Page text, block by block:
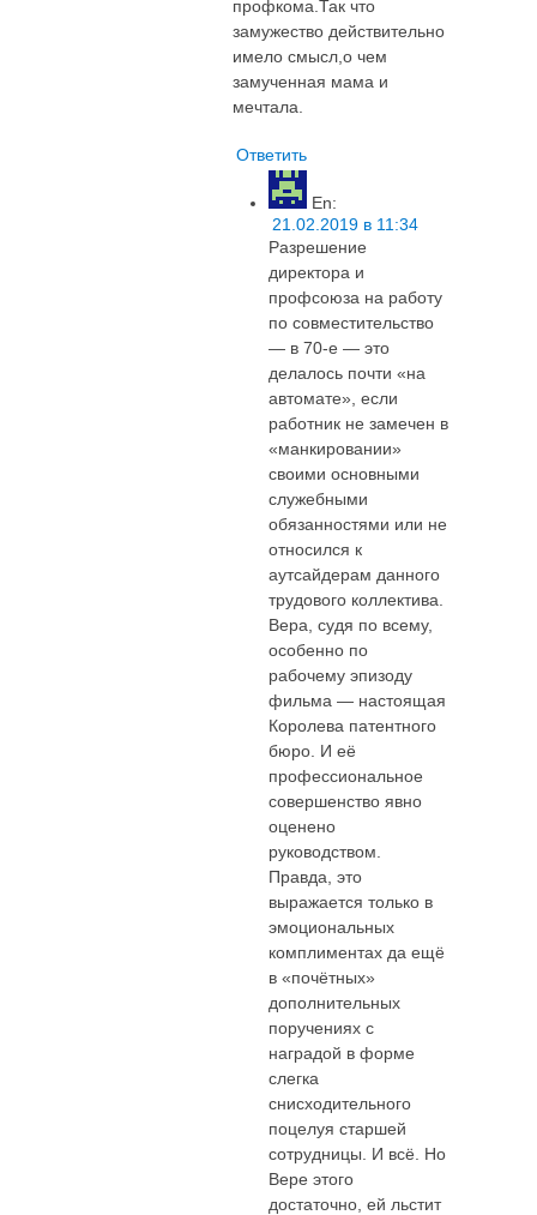
профкома.Так что
замужество действительно
имело смысл,о чем
замученная мама и
мечтала.
Ответить
En:
21.02.2019 в 11:34
Разрешение
директора и
профсоюза на работу
по совместительство
— в 70-е — это
делалось почти «на
автомате», если
работник не замечен в
«манкировании»
своими основными
служебными
обязанностями или не
относился к
аутсайдерам данного
трудового коллектива.
Вера, судя по всему,
особенно по
рабочему эпизоду
фильма — настоящая
Королева патентного
бюро. И её
профессиональное
совершенство явно
оценено
руководством.
Правда, это
выражается только в
эмоциональных
комплиментах да ещё
в «почётных»
дополнительных
поручениях с
наградой в форме
слегка
снисходительного
поцелуя старшей
сотрудницы. И всё. Но
Вере этого
достаточно, ей льстит